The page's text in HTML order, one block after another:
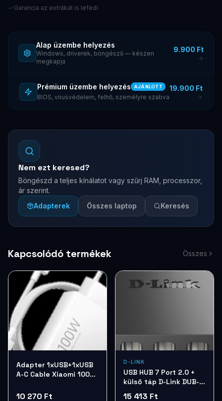
Garancia az extrákat is lefedi
Alap üzembe helyezés
Windows, driverek, böngésző — készen
megkapja
9.900 Ft
Prémium üzembe helyezés AJÁNLOTT
BIOS, vírusvédelem, felhő, személyre szabva
19.900 Ft
Nem ezt keresed?
Böngészd a teljes kínálatot vagy szűrj RAM, processzor,
ár szerint.
Adapterek
Összes laptop Keresés
Kapcsolódó termékek Összes
Adapter 1xUSB+1xUSB
A-C Cable Xiaomi 100W
10 270 Ft
D-LINK
USB HUB 7 Port 2.0 +
külső táp D-Link DUB-
15 413 Ft